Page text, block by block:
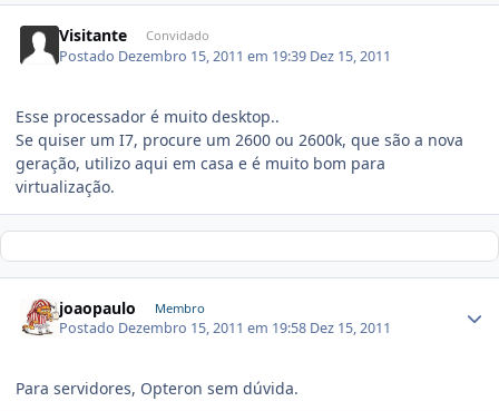
Visitante Convidado
Postado Dezembro 15, 2011 em 19:39 Dez 15, 2011
Esse processador é muito desktop..
Se quiser um I7, procure um 2600 ou 2600k, que são a nova
geração, utilizo aqui em casa e é muito bom para
virtualização.
joaopaulo Membro
Postado Dezembro 15, 2011 em 19:58 Dez 15, 2011
Para servidores, Opteron sem dúvida.